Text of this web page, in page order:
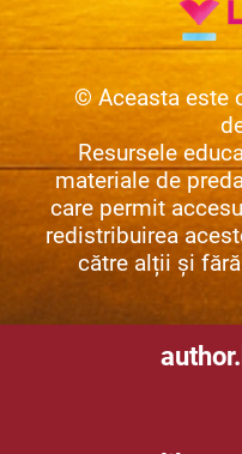
© Aceasta este
Resursele
materiale de
care permit
redistribuirea
către alții și